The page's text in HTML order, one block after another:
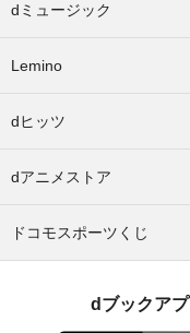
dミュージック
Lemino
dヒッツ
dアニメストア
ドコモスポーツくじ
dブックア